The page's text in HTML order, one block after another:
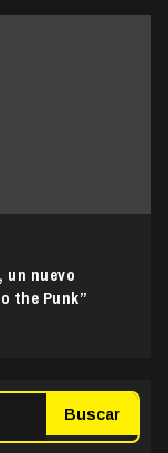
un nuevo
the Punk”
Buscar